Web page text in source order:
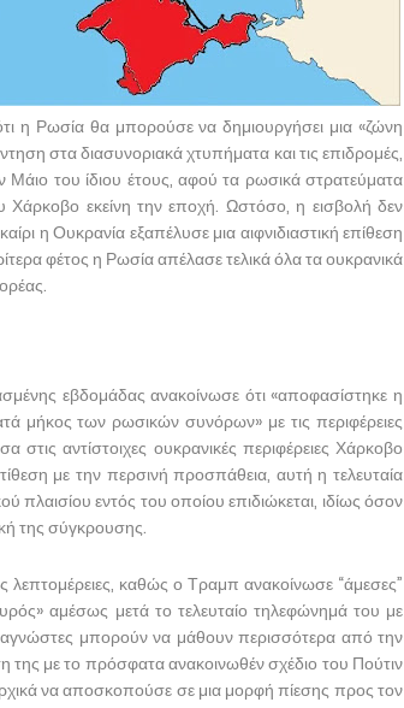
η Ρωσία θα μπορούσε να δημιουργήσει μια «ζώνη
στα διασυνοριακά χτυπήματα και τις επιδρομές,
Μάιο του ίδιου έτους, αφού τα ρωσικά στρατεύματα
εκείνη την εποχή. Ωστόσο, η εισβολή δεν
η Ουκρανία εξαπέλυσε μια αιφνιδιαστική επίθεση
φέτος η Ρωσία απέλασε τελικά όλα τα ουκρανικά
εβδομάδας ανακοίνωσε ότι «αποφασίστηκε η
μήκος των ρωσικών συνόρων» με τις περιφέρειες
αντίστοιχες ουκρανικές περιφέρειες Χάρκοβο
με την περσινή προσπάθεια, αυτή η τελευταία
πλαισίου εντός του οποίου επιδιώκεται, ιδίως όσον
της σύγκρουσης.
καθώς ο Τραμπ ανακοίνωσε “άμεσες”
αμέσως μετά το τελευταίο τηλεφώνημά του με
μπορούν να μάθουν περισσότερα από την
με το πρόσφατα ανακοινωθέν σχέδιο του Πούτιν
να αποσκοπούσε σε μια μορφή πίεσης προς τον